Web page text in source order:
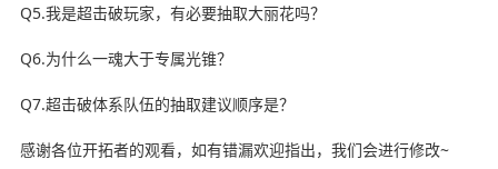
Q5.我是超击破玩家，有必要抽取大丽花吗？
Q6.为什么一魂大于专属光锥？
Q7.超击破体系队伍的抽取建议顺序是？
感谢各位开拓者的观看，如有错漏欢迎指出，我们会进行修改~